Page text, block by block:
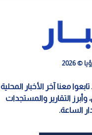
2026
معنا آخر الأخبار المحلية
التقارير والمستجدات
الساعة.